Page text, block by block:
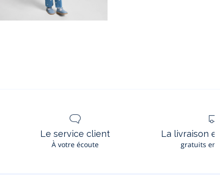
Le service client
À votre écoute
La livraison
gratuits en